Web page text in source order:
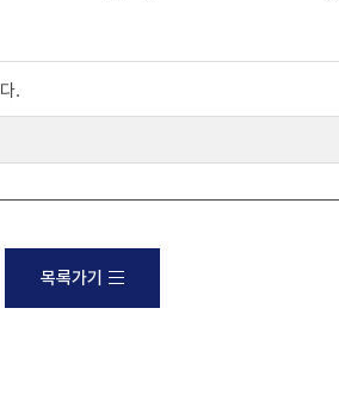
.
목록가기